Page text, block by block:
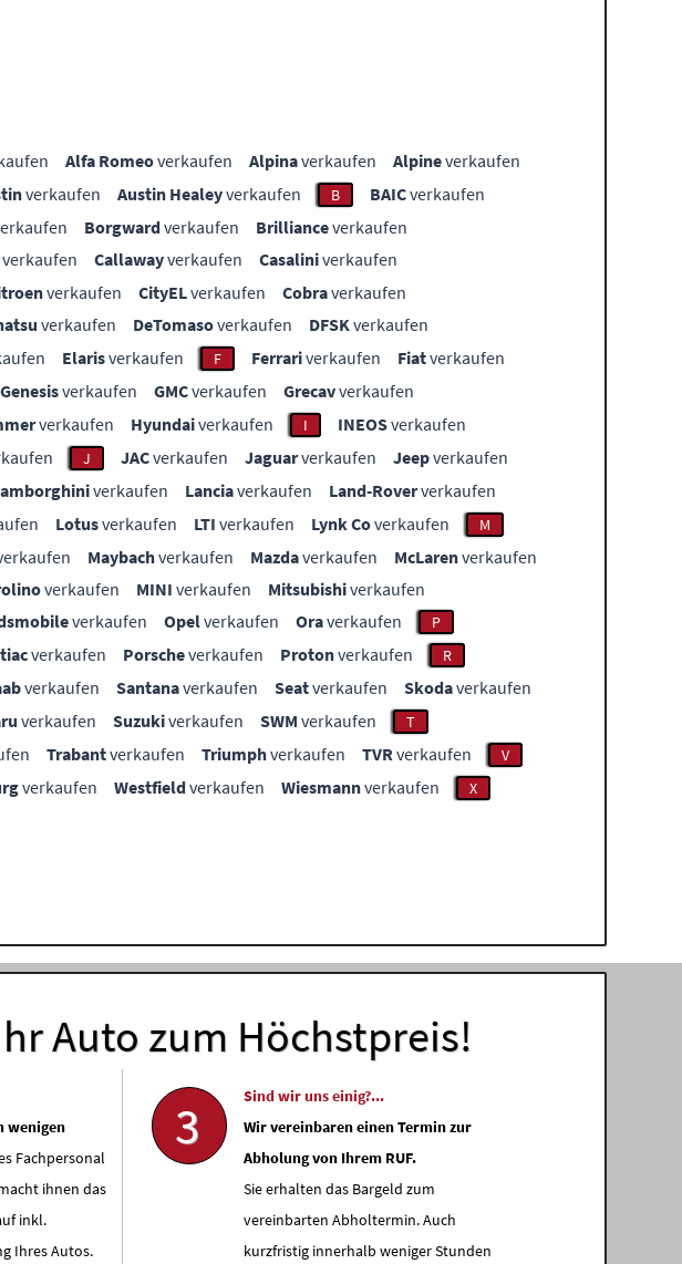
Alfa Romeoverkaufen Alpinaverkaufen Alpineverkaufen
verkaufen Austin Healeyverkaufen B BAICverkaufen
Borgwardverkaufen Brillianceverkaufen
verkaufen Callawayverkaufen Casaliniverkaufen
verkaufen CityELverkaufen Cobraverkaufen
verkaufen DeTomasoverkaufen DFSKverkaufen
Elarisverkaufen F Ferrariverkaufen Fiatverkaufen
Genesisverkaufen GMCverkaufen Grecavverkaufen
verkaufen Hyundaiverkaufen I INEOSverkaufen
J JACverkaufen Jaguarverkaufen Jeepverkaufen
verkaufen Lanciaverkaufen Land-Roververkaufen
Lotusverkaufen LTI verkaufen Lynk Coverkaufen M
Maybachverkaufen Mazdaverkaufen McLarenverkaufen
verkaufen MINI verkaufen Mitsubishiverkaufen
verkaufen Opelverkaufen Oraverkaufen P
verkaufen Porscheverkaufen Protonverkaufen R
verkaufen Santanaverkaufen Seatverkaufen Skodaverkaufen
verkaufen Suzukiverkaufen SWM verkaufen T
Trabantverkaufen Triumphverkaufen TVRverkaufen V
verkaufen Westfieldverkaufen Wiesmannverkaufen X
Auto zum Höchstpreis!
wenigen
Fachpersonal
ihnen das
inkl.
Ihres Autos.
3
Sind wir uns einig?...
Wir vereinbaren einen Termin zur
Abholung von Ihrem RUF.
Sie erhalten das Bargeld zum
vereinbarten Abholtermin. Auch
kurzfristig innerhalb weniger Stunden